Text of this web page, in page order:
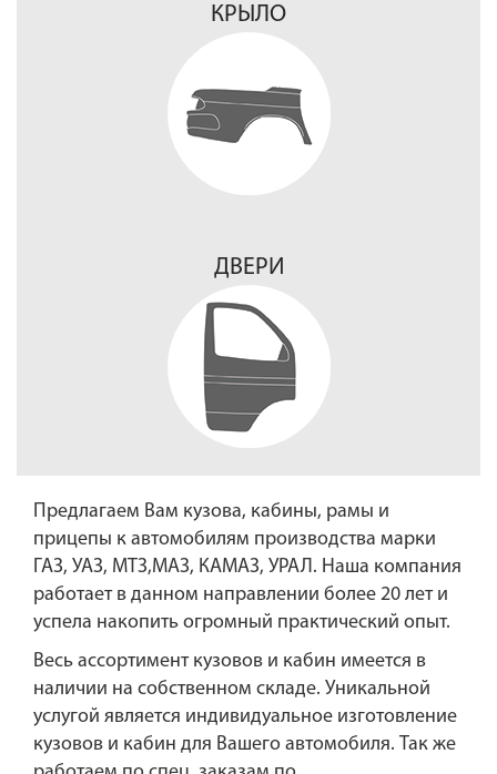
КРЫЛО
ДВЕРИ
Предлагаем Вам кузова, кабины, рамы и
прицепы к автомобилям производства марки
ГАЗ, УАЗ, МТЗ,МАЗ, КАМАЗ, УРАЛ. Наша компания
работает в данном направлении более 20 лет и
успела накопить огромный практический опыт.
Весь ассортимент кузовов и кабин имеется в
наличии на собственном складе. Уникальной
услугой является индивидуальное изготовление
кузовов и кабин для Вашего автомобиля. Так же